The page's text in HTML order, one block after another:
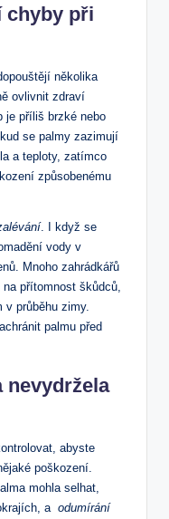
chyby při
několika
ovlivnit zdraví
⁤je příliš brzké nebo
se palmy zazimují
a teploty, zatímco
způsobenému
. I⁢ když se
⁣vody v
Mnoho ⁣zahrádkářů
přítomnost škůdců,
průběhu zimy.
palmu⁣ před
⁢nevydržela
abyste
poškození.
mohla ⁣selhat,
a
odumírání